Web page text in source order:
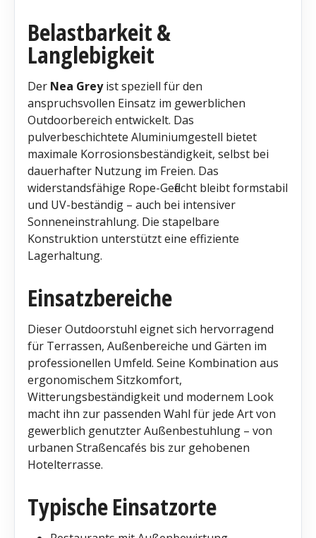
Belastbarkeit &
Langlebigkeit
Der Nea Greyist speziell für den
anspruchsvollen Einsatz im gewerblichen
Outdoorbereich entwickelt. Das
pulverbeschichtete Aluminiumgestell bietet
maximale Korrosionsbeständigkeit, selbst bei
dauerhafter Nutzung im Freien. Das
widerstandsfähige Rope-Geflecht bleibt formstabil
und UV-beständig – auch bei intensiver
Sonneneinstrahlung. Die stapelbare
Konstruktion unterstützt eine effiziente
Lagerhaltung.
Einsatzbereiche
Dieser Outdoorstuhl eignet sich hervorragend
für Terrassen, Außenbereiche und Gärten im
professionellen Umfeld. Seine Kombination aus
ergonomischem Sitzkomfort,
Witterungsbeständigkeit und modernem Look
macht ihn zur passenden Wahl für jede Art von
gewerblich genutzter Außenbestuhlung – von
urbanen Straßencafés bis zur gehobenen
Hotelterrasse.
Typische Einsatzorte